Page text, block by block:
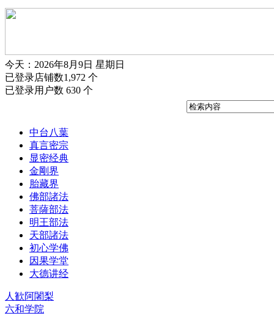
今天：2026年8月9日 星期日
已登录店铺数1,972 个
已登录用户数 630 个
中台八葉
真言密宗
显密经典
金剛界
胎藏界
佛部諸法
菩薩部法
明王部法
天部諸法
初心学佛
因果学堂
大德讲经
人歓阿闍梨
六和学院